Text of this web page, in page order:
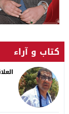
كتاب و آراء